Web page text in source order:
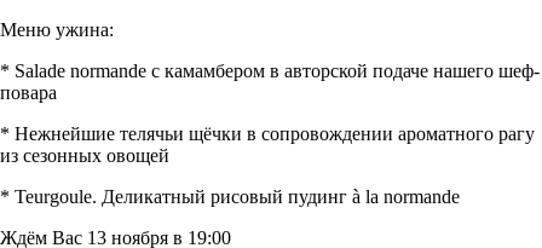
Меню ужина:
* Salade normande с камамбером в авторской подаче нашего шеф-
повара
* Нежнейшие телячьи щёчки в сопровождении ароматного рагу
из сезонных овощей
* Teurgoule. Деликатный рисовый пудинг à la normande
Ждём Вас 13 ноября в 19:00